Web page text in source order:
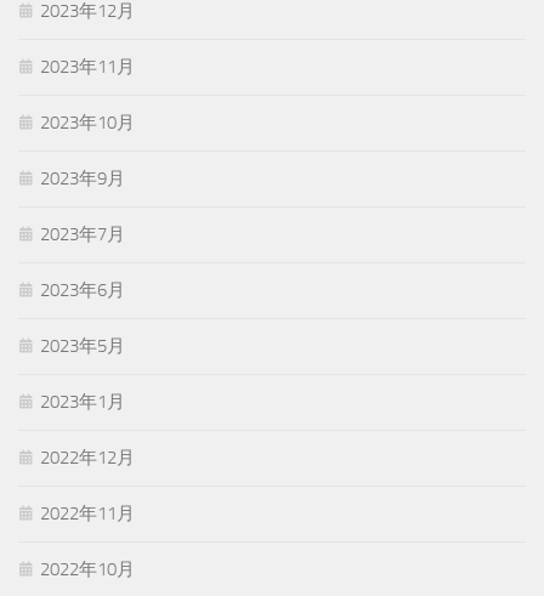
2023年12月
2023年11月
2023年10月
2023年9月
2023年7月
2023年6月
2023年5月
2023年1月
2022年12月
2022年11月
2022年10月